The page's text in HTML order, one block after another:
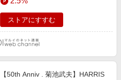
ストアにすすむ
【50th Anniv . 菊池武夫】HARRIS